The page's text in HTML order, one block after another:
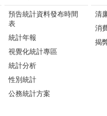
預告統計資料發布時間
表
統計年報
視覺化統計專區
統計分析
性別統計
公務統計方案
清
消
揭